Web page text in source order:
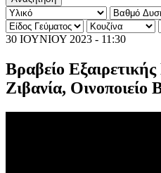
30 ΙΟΥΝΙΟΥ 2023 - 11:30
Βραβείο
Ζιβανία, Οινοποιείο